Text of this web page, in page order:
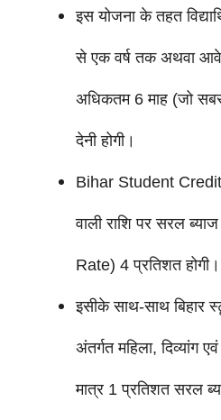
इस योजना के तहत
से एक वर्ष तक अथवा
अधिकतम 6 माह (जो
देनी होगी।
Bihar Student Credit
वाली राशि पर सरल
Rate) 4 प्रतिशत होगी।
इसीके साथ-साथ बिहार
अंतर्गत महिला, दिव्यांग
मात्र 1 प्रतिशत सरल